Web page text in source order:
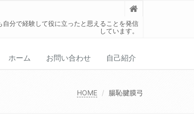
分で経験して役に立ったと思えることを発信
しています。
ホーム お問い合わせ 自己紹介
HOME 腸恥腱膜弓